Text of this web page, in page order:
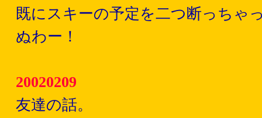
既にスキーの予定を二つ断っち
ぬわー！
20020209
友達の話。